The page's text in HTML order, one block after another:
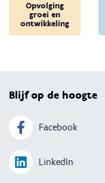
Opvolging
groei en
ontwikkeling
Blijf op de hoogte
Facebook
LinkedIn